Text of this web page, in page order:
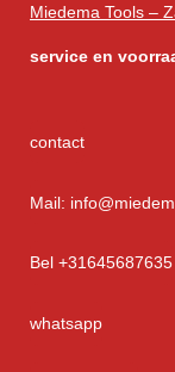
Miedema Tools –
service en
contact
Mail:
Bel +31645687635
whatsapp